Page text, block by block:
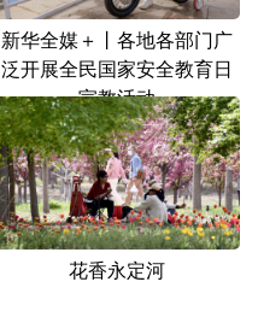
新华全媒＋丨各地各部门广
泛开展全民国家安全教育日
宣教活动
花香永定河